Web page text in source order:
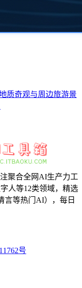
质奇观与周边旅游景
聚合全网AI生产力工
人等12类领域，精选
言等热门AI），每日
号